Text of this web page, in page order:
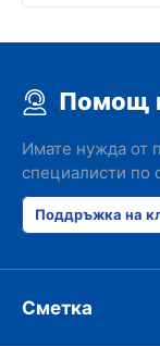
Помощ
Имате нужда от
специалисти по
Поддръжка на
Сметка